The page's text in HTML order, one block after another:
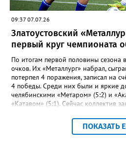
09:37 07.07.26
Златоустовский
первый круг чемпионата
По итогам первой половины сезона
очков. Их «Металлург» набрал,
потерпел 4 поражения, записал на
4 победы. Среди них были и яркие
челябинскими «Метаром» (5:2) и
«Катавом» (5:1). Сейчас коллектив
Строкой выше златоустовцев –
прочих одинаковых показателях
ПОКАЗАТЬ